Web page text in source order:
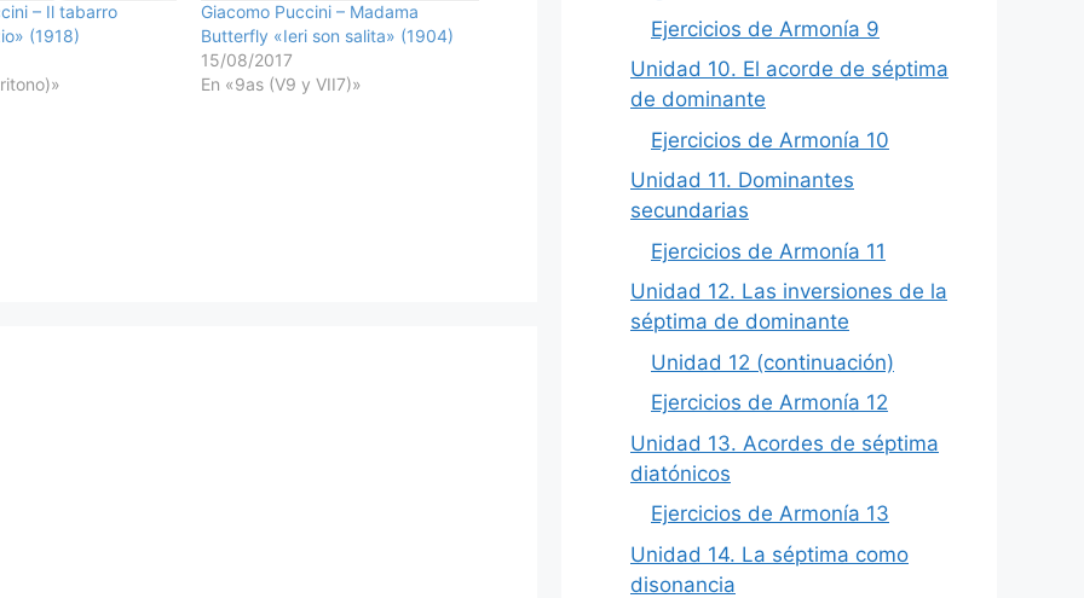
– Il tabarro
(1918)
Giacomo Puccini – Madama
Butterfly «Ieri son salita» (1904)
15/08/2017
En «9as (V9 y VII7)»
Ejercicios de Armonía 9
Unidad 10. El acorde de séptima
de dominante
Ejercicios de Armonía 10
Unidad 11. Dominantes
secundarias
Ejercicios de Armonía 11
Unidad 12. Las inversiones de la
séptima de dominante
Unidad 12 (continuación)
Ejercicios de Armonía 12
Unidad 13. Acordes de séptima
diatónicos
Ejercicios de Armonía 13
Unidad 14. La séptima como
disonancia